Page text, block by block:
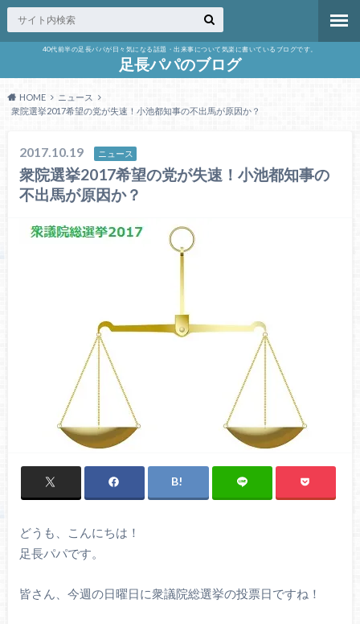
40代前半の足長パパが日々気になる話題・出来事について気楽に書いているブログです。
足長パパのブログ
HOME
ニュース
衆院選挙2017希望の党が失速！小池都知事の不出馬が原因か？
2017.10.19 ニュース
衆院選挙2017希望の党が失速！小池都知事の
不出馬が原因か？
どうも、こんにちは！
足長パパです。
皆さん、今週の日曜日に衆議院総選挙の投票日ですね！